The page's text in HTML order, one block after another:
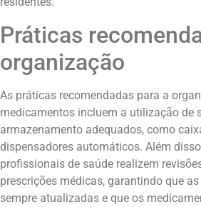
Práticas
organização
As práticas recomendadas para a
medicamentos incluem a utilização de
armazenamento adequados, como
dispensadores automáticos. Além
profissionais de saúde realizem
prescrições médicas, garantindo que
sempre atualizadas e que os